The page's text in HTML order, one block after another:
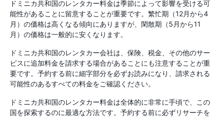
ドミニカ共和国のレンタカー料金は季節によって影響を受ける可
能性があることに留意することが重要です。繁忙期（12月から4
月）の価格は高くなる傾向にありますが、閑散期（5月から11
月）の価格は一般的に安くなります。
ドミニカ共和国のレンタカー会社は、保険、税金、その他のサー
ビスに追加料金を請求する場合があることにも注意することが重
要です。予約する前に細字部分を必ずお読みになり、請求される
可能性のあるすべての料金をご確認ください。
ドミニカ共和国のレンタカー料金は全体的に非常に手頃で、この
国を探索するのに最適な方法です。予約する前に必ずリサーチを